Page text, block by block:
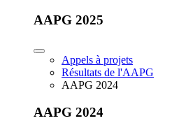
AAPG 2025
Appels à projets
Résultats de l'AAPG
AAPG 2024
AAPG 2024